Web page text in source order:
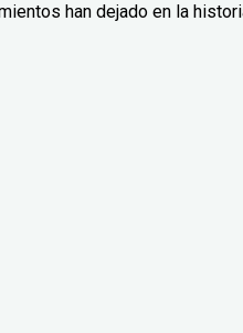
han dejado en la